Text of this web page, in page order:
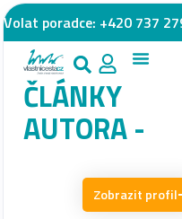
Volat poradce: +420 737
ČLÁNKY
AUTORA -
Zobrazit profil